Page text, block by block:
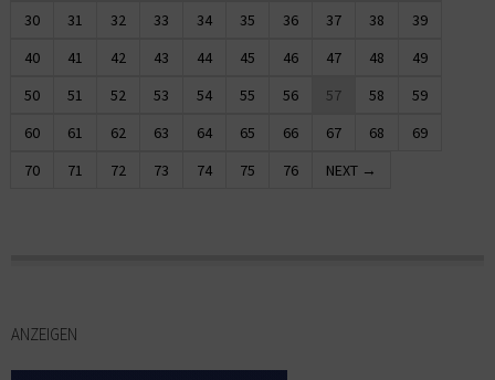
30
31 32 33 34 35 36 37 38
39
40
41 42 43 44 45 46 47 48
49
50
51 52 53 54 55 56 57 58
59
60
61 62 63 64 65 66 67 68
69
70
71 72 73 74 75 76 NEXT →
ANZEIGEN